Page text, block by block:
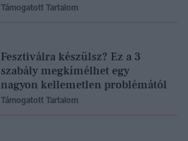
Támogatott Tartalom
Fesztiválra készülsz? Ez a 3
szabály megkímélhet egy
nagyon kellemetlen problémától
Támogatott Tartalom